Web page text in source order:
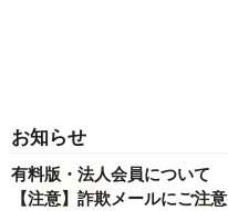
お知らせ
有料版・法人会員について
【注意】詐欺メールにご注意